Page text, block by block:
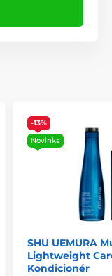
-13%
Novinka
SHU UEMURA
Lightweight
Kondicionér